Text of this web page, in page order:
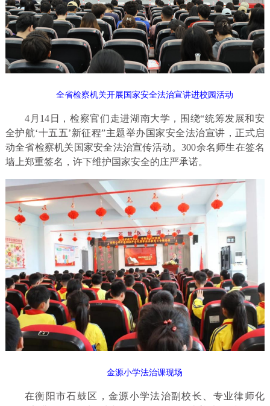
全省检察机关开展国家安全法治宣讲进校园活动
4月14日，检察官们走进湖南大学，围绕“统筹发展和安
全护航‘十五五’新征程”主题举办国家安全法治宣讲，正式启
动全省检察机关国家安全法治宣传活动。300余名师生在签名
墙上郑重签名，许下维护国家安全的庄严承诺。
金源小学法治课现场
在衡阳市石鼓区，金源小学法治副校长、专业律师化